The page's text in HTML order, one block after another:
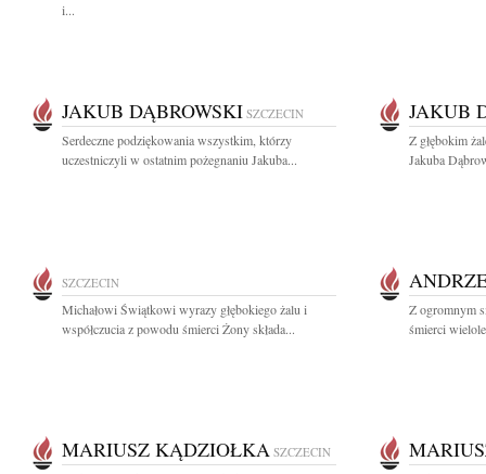
i...
JAKUB DĄBROWSKI SZCZECIN
Serdeczne podziękowania wszystkim, którzy
uczestniczyli w ostatnim pożegnaniu Jakuba...
JAKUB
Z głębokim
Jakuba
SZCZECIN
Michałowi Świątkowi wyrazy głębokiego żalu i
współczucia z powodu śmierci Żony składa...
Z ogromnym
śmierci
MARIUSZ KĄDZIOŁKA SZCZECIN